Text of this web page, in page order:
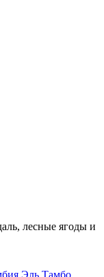
лес­ные яго­ды и